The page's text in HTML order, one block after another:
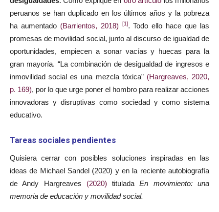
peruanos se han duplicado en los últimos años y la pobreza
ha aumentado (Barrientos, 2018) [1]. Todo ello hace que las
promesas de movilidad social, junto al discurso de igualdad de
oportunidades, empiecen a sonar vacías y huecas para la
gran mayoría. “La combinación de desigualdad de ingresos e
inmovilidad social es una mezcla tóxica” (Hargreaves, 2020,
p. 169), por lo que urge poner el hombro para realizar acciones
innovadoras y disruptivas como sociedad y como sistema
educativo.
Tareas sociales pendientes
Quisiera cerrar con posibles soluciones inspiradas en las
ideas de Michael Sandel (2020) y en la reciente autobiografía
de Andy Hargreaves (2020) tituladaEn movimiento: una
memoria de educación y movilidad social.